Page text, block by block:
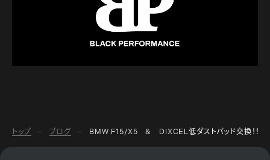
トップ ブログ BMW F15/X5 & DIXCEL低ダストパッド交換！！